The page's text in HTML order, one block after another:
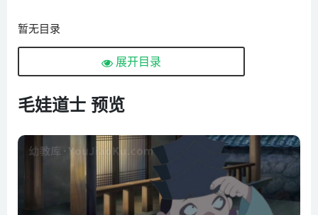
暂无目录
展开目录
毛娃道士 预览